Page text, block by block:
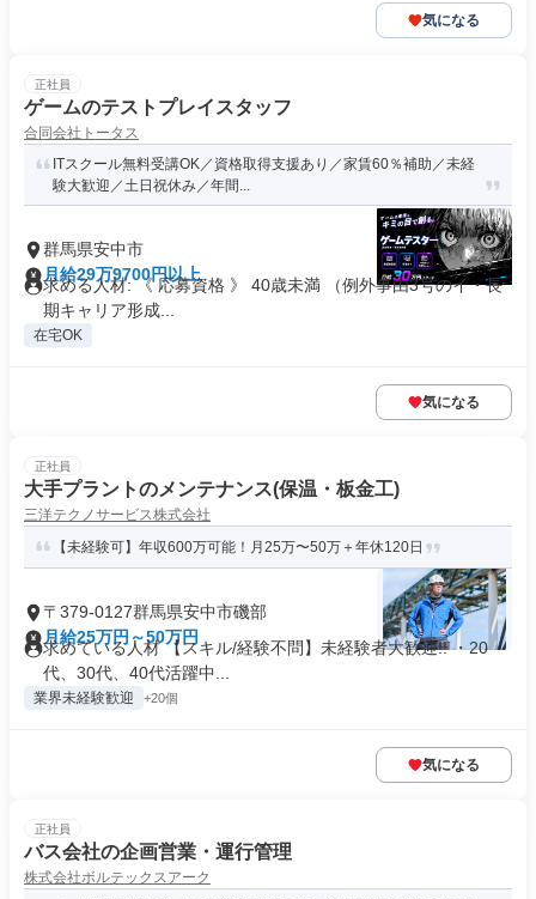
気になる
正社員
ゲームのテストプレイスタッフ
合同会社トータス
ITスクール無料受講OK／資格取得支援あり／家賃60％補助／未経
験大歓迎／土日祝休み／年間...
群馬県安中市
月給29万9700円以上
求める人材: 《 応募資格 》 40歳未満 （例外事由3号のイ・長
期キャリア形成...
在宅OK
気になる
正社員
大手プラントのメンテナンス(保温・板金工)
三洋テクノサービス株式会社
【未経験可】年収600万可能！月25万〜50万＋年休120日
〒379-0127群馬県安中市磯部
月給25万円～50万円
求めている人材 【スキル/経験不問】未経験者大歓迎!! ・20
代、30代、40代活躍中...
業界未経験歓迎 +20個
気になる
正社員
バス会社の企画営業・運行管理
株式会社ボルテックスアーク